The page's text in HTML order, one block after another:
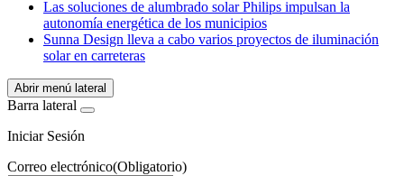
Las soluciones de alumbrado solar Philips impulsan la
autonomía energética de los municipios
Sunna Design lleva a cabo varios proyectos de iluminación
solar en carreteras
Abrir menú lateral
Barra lateral
Iniciar Sesión
Correo electrónico(Obligatorio)